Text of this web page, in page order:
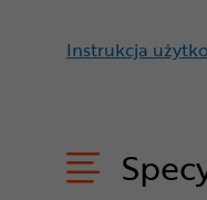
Instrukcja